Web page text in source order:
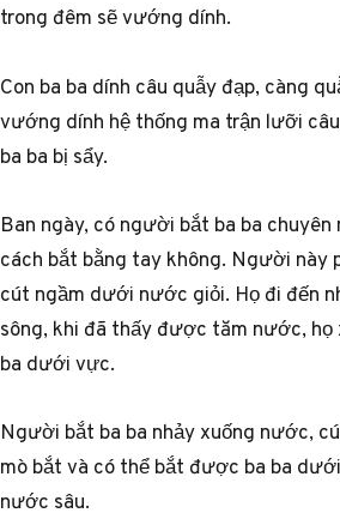
trong đêm sẽ vướng dính.
Con ba ba dính câu quẫy đạp, càng
vướng dính hệ thống ma trận lưỡi
ba ba bị sẩy.
Ban ngày, có người bắt ba ba chuyên
cách bắt bằng tay không. Người này
cút ngầm dưới nước giỏi. Họ đi đến
sông, khi đã thấy được tăm nước, họ
ba dưới vực.
Người bắt ba ba nhảy xuống nước,
mò bắt và có thể bắt được ba ba
nước sâu.